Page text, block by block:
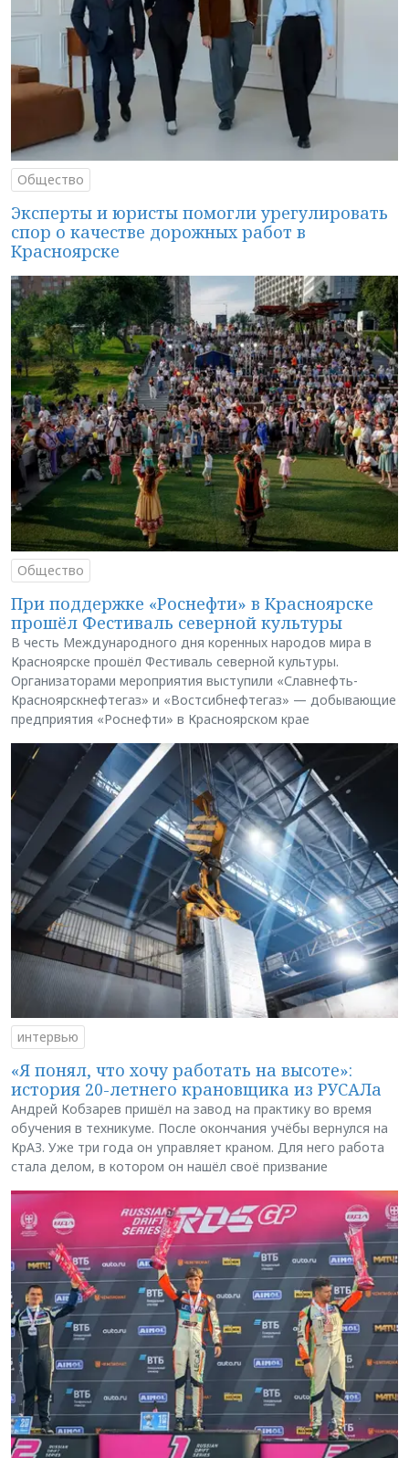
Общество
Эксперты и юристы помогли урегулировать
спор о качестве дорожных работ в
Красноярске
Общество
При поддержке «Роснефти» в Красноярске
прошёл Фестиваль северной культуры
В честь Международного дня коренных народов мира в
Красноярске прошёл Фестиваль северной культуры.
Организаторами мероприятия выступили «Славнефть-
Красноярскнефтегаз» и «Востсибнефтегаз» — добывающие
предприятия «Роснефти» в Красноярском крае
интервью
«Я понял, что хочу работать на высоте»:
история 20-летнего крановщика из РУСАЛа
Андрей Кобзарев пришёл на завод на практику во время
обучения в техникуме. После окончания учёбы вернулся на
КрАЗ. Уже три года он управляет краном. Для него работа
стала делом, в котором он нашёл своё призвание